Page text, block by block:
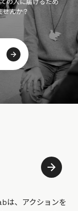
の人に届けるため
んか？
は、アクションを